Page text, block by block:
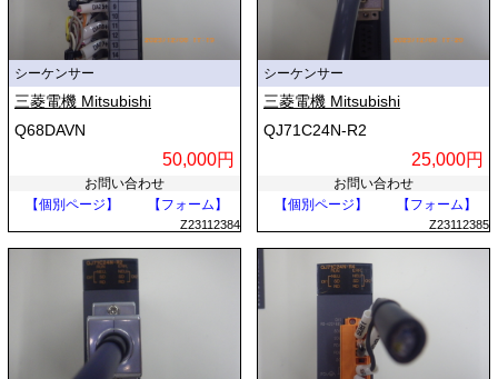
シーケンサー
三菱電機 Mitsubishi
Q68DAVN
50,000円
お問い合わせ
【個別ページ】
【フォーム】
Z23112384
シーケンサー
三菱電機 Mitsubishi
QJ71C24N-R2
25,000円
お問い合わせ
【個別ページ】
【フォーム】
Z23112385